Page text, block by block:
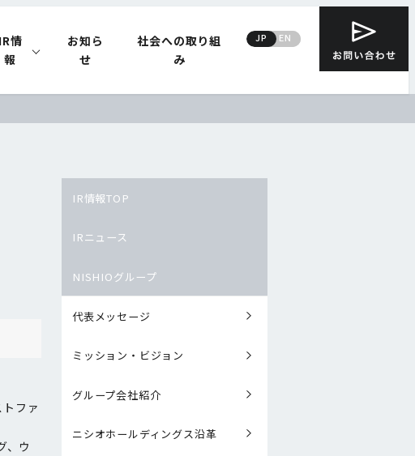
IR情
報
お知ら
せ
社会への取り組
み
JP EN
ファ
、ウ
IR情報TOP
IRニュース
NISHIOグループ
代表メッセージ
ミッション・ビジョン
グループ会社紹介
ニシオホールディングス沿革